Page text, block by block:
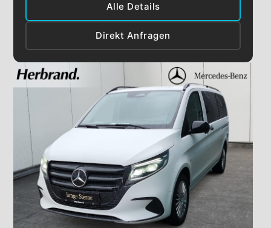
Alle Details
Direkt Anfragen